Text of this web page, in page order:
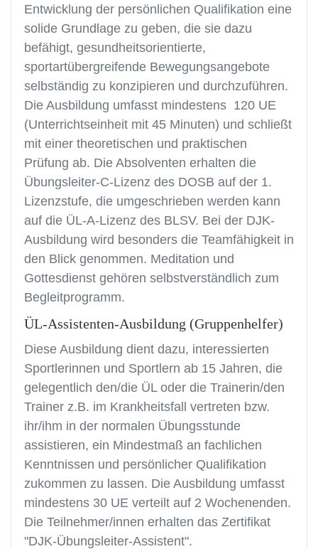
Entwicklung der persönlichen Qualifikation eine
solide Grundlage zu geben, die sie dazu
befähigt, gesundheitsorientierte,
sportartübergreifende Bewegungsangebote
selbständig zu konzipieren und durchzuführen.
Die Ausbildung umfasst mindestens 120 UE
(Unterrichtseinheit mit 45 Minuten) und schließt
mit einer theoretischen und praktischen
Prüfung ab. Die Absolventen erhalten die
Übungsleiter-C-Lizenz des DOSB auf der 1.
Lizenzstufe, die umgeschrieben werden kann
auf die ÜL-A-Lizenz des BLSV. Bei der DJK-
Ausbildung wird besonders die Teamfähigkeit in
den Blick genommen. Meditation und
Gottesdienst gehören selbst­verständlich zum
Begleitprogramm.
ÜL-Assistenten-Ausbildung (Gruppenhelfer)
Diese Ausbildung dient dazu, interessierten
Sportlerinnen und Sportlern ab 15 Jahren, die
gelegentlich den/die ÜL oder die Trainerin/den
Trainer z.B. im Krankheitsfall vertreten bzw.
ihr/ihm in der normalen Übungsstunde
assistieren, ein Mindestmaß an fachlichen
Kenntnissen und persönlicher Qualifikation
zukommen zu lassen. Die Ausbildung umfasst
mindestens 30 UE verteilt auf 2 Wochenenden.
Die Teilnehmer/innen erhalten das Zertifikat
"DJK-Übungsleiter-Assistent".